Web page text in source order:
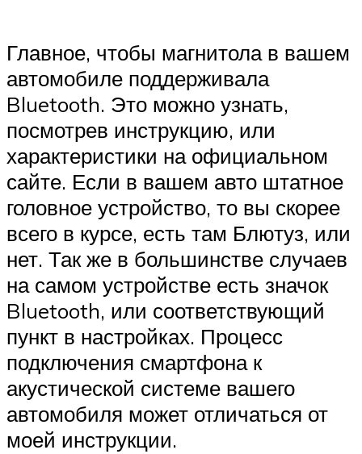
Главное, чтобы магнитола в вашем
автомобиле поддерживала
Bluetooth. Это можно узнать,
посмотрев инструкцию, или
характеристики на официальном
сайте. Если в вашем авто штатное
головное устройство, то вы скорее
всего в курсе, есть там Блютуз, или
нет. Так же в большинстве случаев
на самом устройстве есть значок
Bluetooth, или соответствующий
пункт в настройках. Процесс
подключения смартфона к
акустической системе вашего
автомобиля может отличаться от
моей инструкции.